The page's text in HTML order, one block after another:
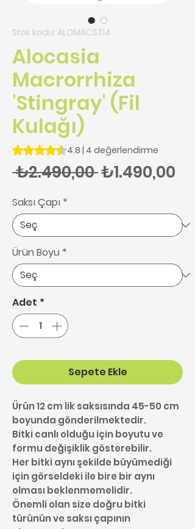
Stok kodu: ALOMACSTI4
Alocasia
Macrorrhiza
'Stingray' (Fil
Kulağı)
4 değerlendirmeye göre beş yıldız
4.8 | 4 değerlendirme
₺2.490,00 Normal Fiyat
₺1.490,00
Saksı Çapı *
Ürün Boyu *
Adet *
Sepete Ekle
Ürün 12 cm lik saksısında 45-50 cm
boyunda gönderilmektedir.
Bitki canlı olduğu için boyutu ve
formu değişiklik gösterebilir.
Her bitki aynı şekilde büyümediği
için görseldeki ile bire bir aynı
olması beklenmemelidir.
Önemli olan size doğru bitki
türünün ve saksı çapının